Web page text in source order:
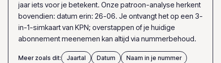
jaar iets voor je betekent. Onze patroon-analyse herkent
bovendien: datum erin: 26-06. Je ontvangt het op een 3-
in-1-simkaart van KPN; overstappen of je huidige
abonnement meenemen kan altijd via nummerbehoud.
Meer zoals dit: Jaartal Datum Naam in je nummer